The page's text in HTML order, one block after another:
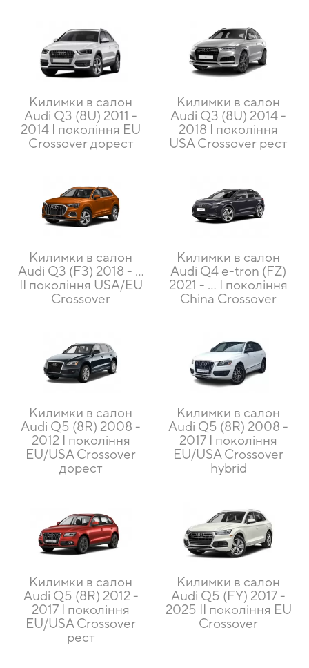
Килимки в салон
Audi Q3 (8U) 2011 -
2014 I покоління EU
Crossover дорест
Килимки в салон
Audi Q3 (8U) 2014 -
2018 I покоління
USA Crossover рест
Килимки в салон
Audi Q3 (F3) 2018 - …
II покоління USA/EU
Crossover
Килимки в салон
Audi Q4 e-tron (FZ)
2021 - ... I покоління
China Crossover
Килимки в салон
Audi Q5 (8R) 2008 -
2012 I покоління
EU/USA Crossover
дорест
Килимки в салон
Audi Q5 (8R) 2008 -
2017 I покоління
EU/USA Crossover
hybrid
Килимки в салон
Audi Q5 (8R) 2012 -
2017 I покоління
EU/USA Crossover
рест
Килимки в салон
Audi Q5 (FY) 2017 -
2025 II покоління EU
Crossover